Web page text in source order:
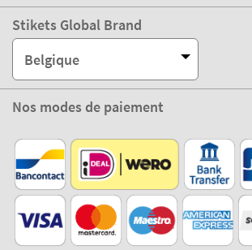
Stikets Global Brand
Belgique
Nos modes de paiement